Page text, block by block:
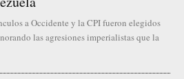
a Occidente y la CPI fueron elegidos
las agresiones imperialistas que la